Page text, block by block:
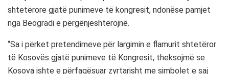
shtetërore gjatë punimeve të kongresit, ndonëse pamjet
nga Beogradi e përgënjeshtërojnë.
“Sa i përket pretendimeve për largimin e flamurit shtetëror
të Kosovës gjatë punimeve të Kongresit, theksojmë se
Kosova ishte e përfaqësuar zyrtarisht me simbolet e saj